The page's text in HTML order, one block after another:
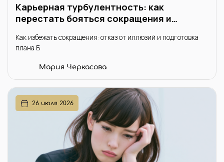
Карьерная турбулентность: как
перестать бояться сокращения и
Как избежать сокращения: отказ от иллюзий и подготовка
плана Б
Мария Черкасова
26 июля 2026